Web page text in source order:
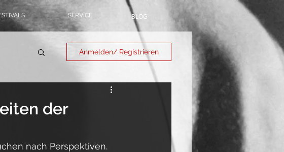
SERVICE BLOG
Anmelden/ Registrieren
der
nach Perspektiven.